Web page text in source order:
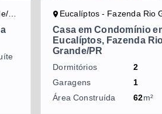
Eucalíptos - Fazenda Rio
Casa em Condomínio
Eucalíptos, Fazenda
Grande/PR
Dormitórios
2
Garagens
1
Área Construída
62m²